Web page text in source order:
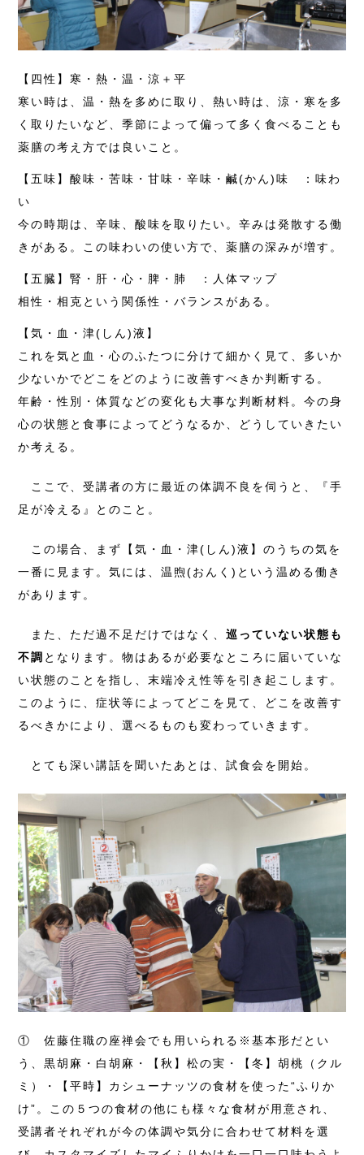
【四性】寒・熱・温・涼＋平
寒い時は、温・熱を多めに取り、熱い時は、涼・寒を多
く取りたいなど、季節によって偏って多く食べることも
薬膳の考え方では良いこと。
【五味】酸味・苦味・甘味・辛味・鹹(かん)味 ：味わ
い
今の時期は、辛味、酸味を取りたい。辛みは発散する働
きがある。この味わいの使い方で、薬膳の深みが増す。
【五臓】腎・肝・心・脾・肺 ：人体マップ
相性・相克という関係性・バランスがある。
【気・血・津(しん)液】
これを気と血・心のふたつに分けて細かく見て、多いか
少ないかでどこをどのように改善すべきか判断する。
年齢・性別・体質などの変化も大事な判断材料。今の身
心の状態と食事によってどうなるか、どうしていきたい
か考える。
ここで、受講者の方に最近の体調不良を伺うと、『手
足が冷える』とのこと。
この場合、まず【気・血・津(しん)液】のうちの気を
一番に見ます。気には、温煦(おんく)という温める働き
があります。
また、ただ過不足だけではなく、巡っていない状態も
不調 となります。物はあるが必要なところに届いていな
い状態のことを指し、末端冷え性等を引き起こします。
このように、症状等によってどこを見て、どこを改善す
るべきかにより、選べるものも変わっていきます。
とても深い講話を聞いたあとは、試食会を開始。
① 佐藤住職の座禅会でも用いられる※基本形だとい
う、黒胡麻・白胡麻・【秋】松の実・【冬】胡桃（クル
ミ）・【平時】カシューナッツの食材を使った“ふりか
け”。この５つの食材の他にも様々な食材が用意され、
受講者それぞれが今の体調や気分に合わせて材料を選